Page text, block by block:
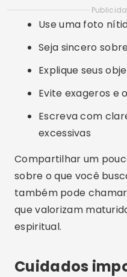
Use uma foto
Seja sincero
Explique seus
Evite exageros e
Escreva com
excessivas
Compartilhar um
sobre o que você
também pode
que valorizam
espiritual.
Cuidados